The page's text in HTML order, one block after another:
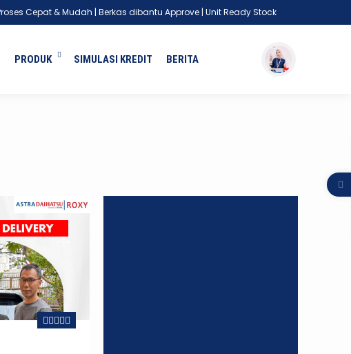
Cepat & Mudah | Berkas dibantu Approve | Unit Ready Stock
PRODUK SIMULASI KREDIT BERITA